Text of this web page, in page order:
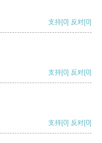
支持[0] 反对[0]
支持[0] 反对[0]
支持[0] 反对[0]